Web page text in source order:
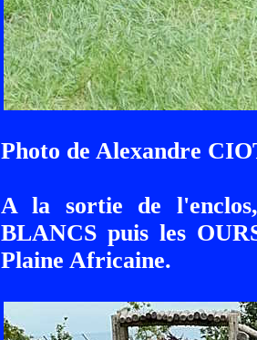
Photo de Alexandre
A la sortie de
BLANCS puis les
Plaine Africaine.